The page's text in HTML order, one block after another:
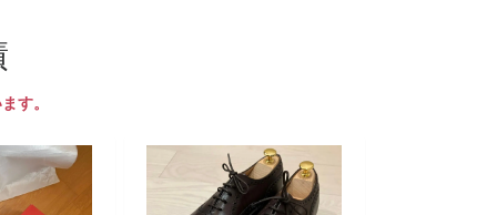
す。